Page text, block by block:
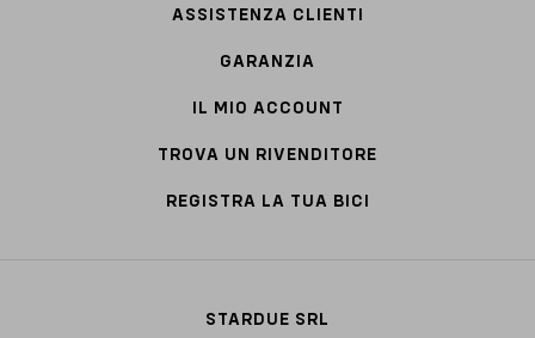
ASSISTENZA CLIENTI
GARANZIA
IL MIO ACCOUNT
TROVA UN RIVENDITORE
REGISTRA LA TUA BICI
STARDUE SRL